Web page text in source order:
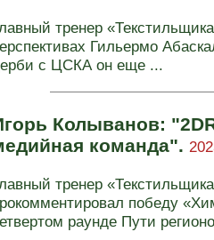
тренер
Гильермо
с ЦСКА он еще ...
Колыванов:
команда".
тренер
победу
раунде Пути